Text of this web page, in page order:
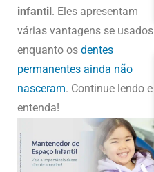
infantil . Eles apresentam
várias vantagens se usados
enquanto os dentes
permanentes ainda não
nasceram. Continue lendo e
entenda!